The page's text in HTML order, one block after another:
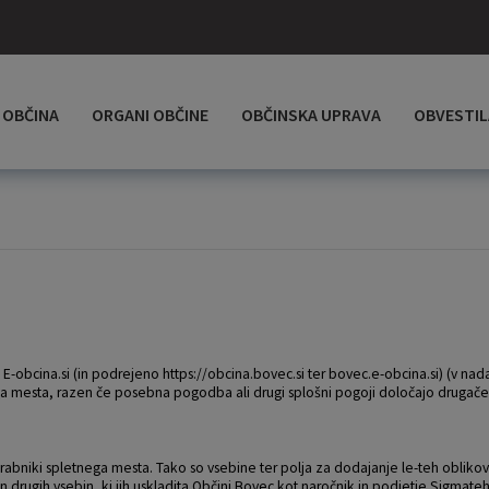
OBČINA ORGANI OBČINE OBČINSKA UPRAVA
obcina.si (in podrejeno https://obcina.bovec.si ter bovec.e-obcina.si) (v
mesta, razen če posebna pogodba ali drugi splošni pogoji določajo
spletnega mesta. Tako so vsebine ter polja za dodajanje le-teh